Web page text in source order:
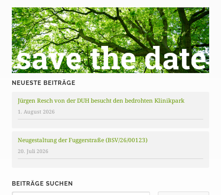
NEUESTE BEITRÄGE
Jürgen Resch von der DUH besucht den bedrohten Klinikpark
1. August 2026
Neugestaltung der Fuggerstraße (BSV/26/00123)
20. Juli 2026
BEITRÄGE SUCHEN